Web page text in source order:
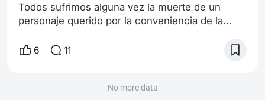
Todos sufrimos alguna vez la muerte de un
personaje querido por la conveniencia de la
necesitaba que ese personaje tuviera que morir,
caprichosamente cercana a nuestros deseos, (a
6 11
No more data